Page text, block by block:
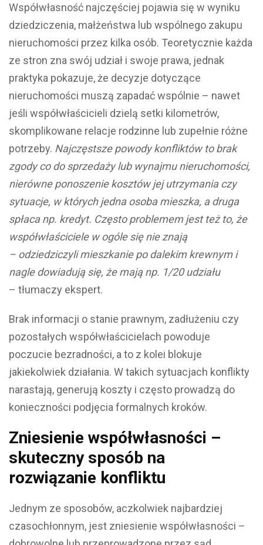
Współwłasność najczęściej pojawia się w wyniku
dziedziczenia, małżeństwa lub wspólnego zakupu
nieruchomości przez kilka osób. Teoretycznie każda
ze stron zna swój udział i swoje prawa, jednak
praktyka pokazuje, że decyzje dotyczące
nieruchomości muszą zapadać wspólnie – nawet
jeśli współwłaścicieli dzielą setki kilometrów,
skomplikowane relacje rodzinne lub zupełnie różne
potrzeby. Najczęstsze powody konfliktów to brak
zgody co do sprzedaży lub wynajmu nieruchomości,
nierówne ponoszenie kosztów jej utrzymania czy
sytuacje, w których jedna osoba mieszka, a druga
spłaca np. kredyt. Często problemem jest też to, że
współwłaściciele w ogóle się nie znają
– odziedziczyli mieszkanie po dalekim krewnym i
nagle dowiadują się, że mają np. 1/20 udziału
– tłumaczy ekspert.
Brak informacji o stanie prawnym, zadłużeniu czy
pozostałych współwłaścicielach powoduje
poczucie bezradności, a to z kolei blokuje
jakiekolwiek działania. W takich sytuacjach konflikty
narastają, generują koszty i często prowadzą do
konieczności podjęcia formalnych kroków.
Zniesienie współwłasności –
skuteczny sposób na
rozwiązanie konfliktu
Jednym ze sposobów, aczkolwiek najbardziej
czasochłonnym, jest zniesienie współwłasności –